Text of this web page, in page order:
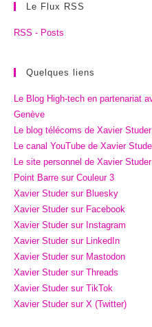
Le Flux RSS
RSS - Posts
Quelques liens
Le Blog High-tech en partenariat
Genève
Le blog télécoms de Xavier
Le canal YouTube de Xavier
Le site personnel de Xavier Studer
Point Barre sur Couleur 3
Xavier Studer sur Bluesky
Xavier Studer sur Facebook
Xavier Studer sur Instagram
Xavier Studer sur LinkedIn
Xavier Studer sur Mastodon
Xavier Studer sur Threads
Xavier Studer sur TikTok
Xavier Studer sur X (Twitter)